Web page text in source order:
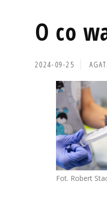
O co
2024-09-25
Fot. Robert